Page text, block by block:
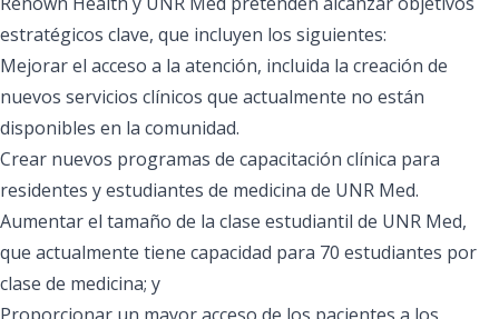
estratégicos clave, que incluyen los siguientes:
Mejorar el acceso a la atención, incluida la creación de
nuevos servicios clínicos que actualmente no están
disponibles en la comunidad.
Crear nuevos programas de capacitación clínica para
residentes y estudiantes de medicina de UNR Med.
Aumentar el tamaño de la clase estudiantil de UNR Med,
que actualmente tiene capacidad para 70 estudiantes por
clase de medicina; y